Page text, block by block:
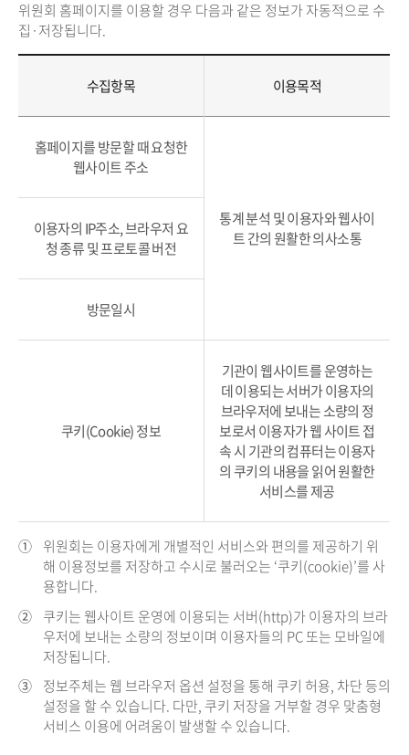
위원회 홈페이지를 이용할 경우 다음과 같은 정보가 자동적으로 수
집·저장됩니다.
수집항목 이용목적
홈페이지를 방문할 때 요청한
웹사이트 주소
통계 분석 및 이용자와 웹사이
트 간의 원활한 의사소통
이용자의 IP주소, 브라우저 요
청 종류 및 프로토콜 버전
방문일시
쿠키(Cookie) 정보
기관이 웹사이트를 운영하는
데 이용되는 서버가 이용자의
브라우저에 보내는 소량의 정
보로서 이용자가 웹 사이트 접
속 시 기관의 컴퓨터는 이용자
의 쿠키의 내용을 읽어 원활한
서비스를 제공
① 위원회는 이용자에게 개별적인 서비스와 편의를 제공하기 위
해 이용정보를 저장하고 수시로 불러오는 ‘쿠키(cookie)’를 사
용합니다.
② 쿠키는 웹사이트 운영에 이용되는 서버(http)가 이용자의 브라
우저에 보내는 소량의 정보이며 이용자들의 PC 또는 모바일에
저장됩니다.
③ 정보주체는 웹 브라우저 옵션 설정을 통해 쿠키 허용, 차단 등의
설정을 할 수 있습니다. 다만, 쿠키 저장을 거부할 경우 맞춤형
서비스 이용에 어려움이 발생할 수 있습니다.